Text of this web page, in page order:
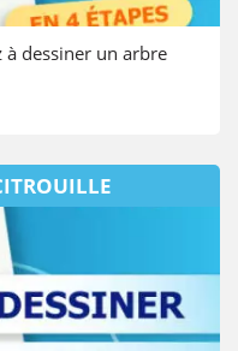
à dessiner un arbre